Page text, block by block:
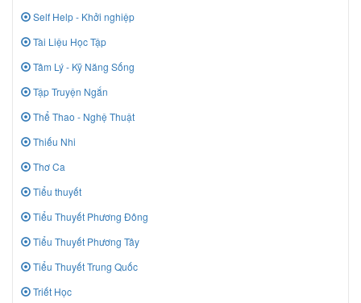
Self Help - Khởi nghiệp
Tài Liệu Học Tập
Tâm Lý - Kỹ Năng Sống
Tập Truyện Ngắn
Thể Thao - Nghệ Thuật
Thiếu Nhi
Thơ Ca
Tiểu thuyết
Tiểu Thuyết Phương Đông
Tiểu Thuyết Phương Tây
Tiểu Thuyết Trung Quốc
Triết Học